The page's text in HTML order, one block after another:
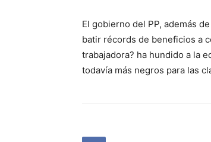
El gobierno del PP, además
batir récords de beneficios a
trabajadora? ha hundido a la
todavía más negros para las